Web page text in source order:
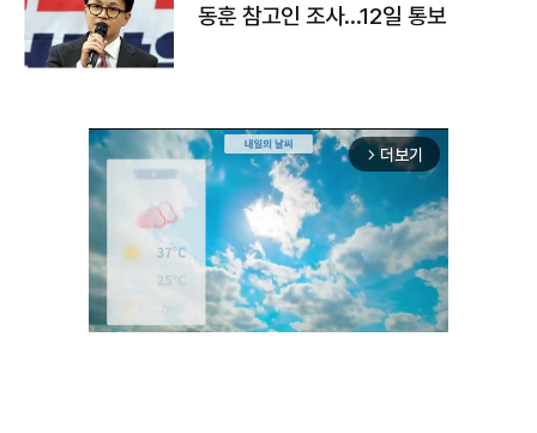
동훈 참고인 조사...12일 통보
arrow_forward_ios 더보기